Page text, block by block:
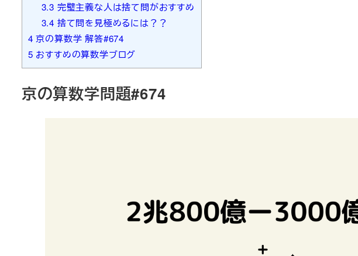
3.3 完璧主義な人は捨て問がおすすめ
3.4 捨て問を見極めるには？？
4 京の算数学 解答#674
5 おすすめの算数学ブログ
京の算数学問題#674